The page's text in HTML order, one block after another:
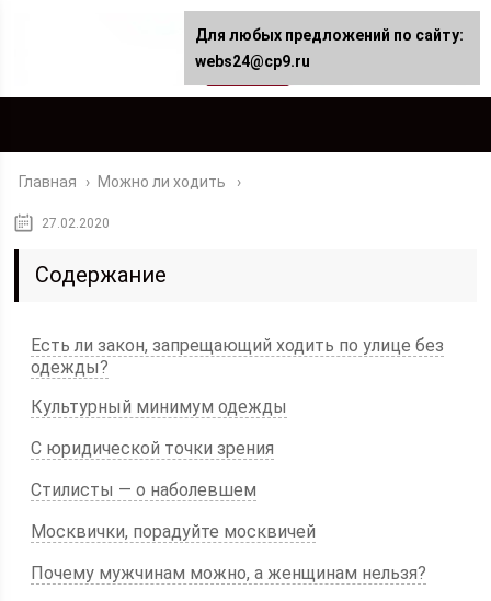
Главная › Можно ли ходить
27.02.2020
Содержание
Есть ли закон, запрещающий ходить по улице без
одежды?
Культурный минимум одежды
С юридической точки зрения
Стилисты — о наболевшем
Москвички, порадуйте москвичей
Почему мужчинам можно, а женщинам нельзя?
Для любых предложений по сайту:
webs24@cp9.ru